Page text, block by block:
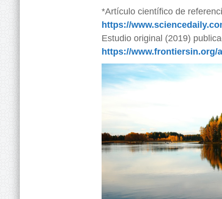
*Artículo científico de
https://
Estudio original (2019)
https://www.frontiersin.org/